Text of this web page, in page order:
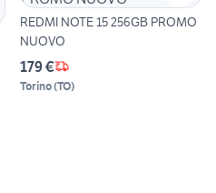
REDMI NOTE 15 256GB PROMO
NUOVO
179 €
Torino(TO)